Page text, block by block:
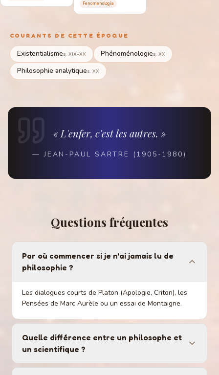
Fenomenología
COURANTS DE CETTE ÉPOQUE
Existentialismes. XIX–XX Phénoménologies. XX
Philosophie analytiques. XX
« L'enfer, c'est les autres. »
—JEAN-PAUL SARTRE (1905-1980)
Questions fréquentes
Par où commencer si je n'ai jamais lu de
philosophie ?
Les dialogues courts de Platon (Apologie, Criton), les
Pensées de Marc Aurèle ou un essai de Montaigne.
Quelle différence entre un philosophe et
un scientifique ?